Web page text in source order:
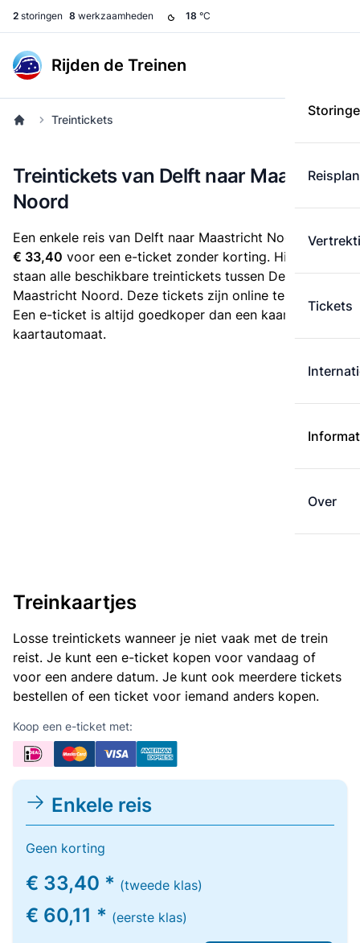
2 storingen 8 werkzaamheden 18 °C
Rijden de Treinen
Tickets
Over
Treintickets
Treintickets van Delft naar Maastricht
Noord
Een enkele reis van Delft naar Maastricht Noord kost
€ 33,40 voor een e-ticket zonder korting. Hieronder
staan alle beschikbare treintickets tussen Delft en
Maastricht Noord. Deze tickets zijn online te koop.
Een e-ticket is altijd goedkoper dan een kaartje uit de
kaartautomaat.
Treinkaartjes
Losse treintickets wanneer je niet vaak met de trein
reist. Je kunt een e-ticket kopen voor vandaag of
voor een andere datum. Je kunt ook meerdere tickets
bestellen of een ticket voor iemand anders kopen.
Koop een e-ticket met:
Enkele reis
Geen korting
€ 33,40 * (tweede klas)
€ 60,11 * (eerste klas)